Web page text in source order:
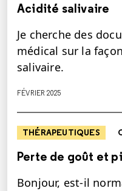
Acidité salivaire
Je cherche des
médical sur la
salivaire.
FÉVRIER 2025
THÉRAPEUTIQUES
Perte de goût et
Bonjour, est-il